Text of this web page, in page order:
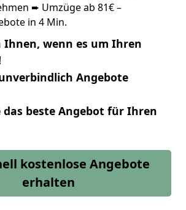
➨ Umzüge ab 81€ –
in 4 Min.
Ihnen, wenn es um Ihren
Angebote
das beste Angebot für Ihren
kostenlose Angebote
erhalten